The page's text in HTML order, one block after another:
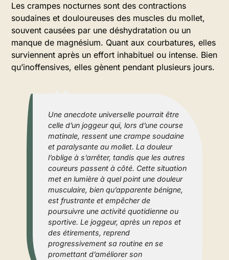
Les crampes nocturnes sont des contractions
soudaines et douloureuses des muscles du mollet,
souvent causées par une déshydratation ou un
manque de magnésium. Quant aux courbatures, elles
surviennent après un effort inhabituel ou intense. Bien
qu’inoffensives, elles gènent pendant plusieurs jours.
Une anecdote universelle pourrait être
celle d’un joggeur qui, lors d’une course
matinale, ressent une crampe soudaine
et paralysante au mollet. La douleur
l’oblige à s’arrêter, tandis que les autres
coureurs passent à côté. Cette situation
met en lumière à quel point une douleur
musculaire, bien qu’apparente bénigne,
est frustrante et empêcher de
poursuivre une activité quotidienne ou
sportive. Le joggeur, après un repos et
des étirements, reprend
progressivement sa routine en se
promettant d’améliorer son